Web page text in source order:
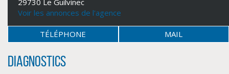
29730 Le Guilvinec
Voir les annonces de l'agence
TÉLÉPHONE MAIL
Diagnostics